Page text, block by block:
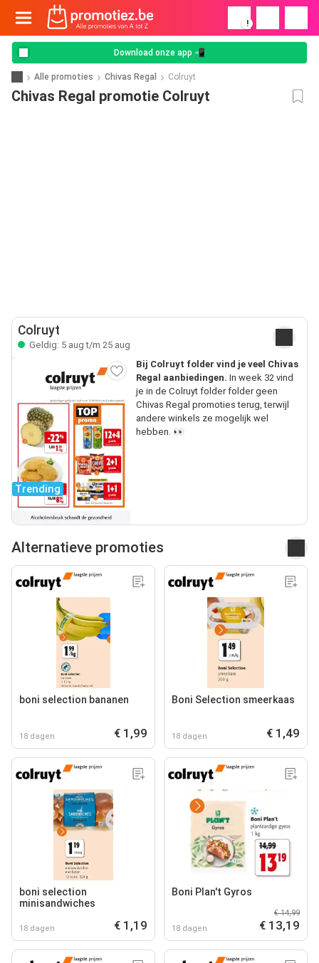
!
Download onze app 📲
Alle promoties Chivas Regal Colruyt
Chivas Regal promotie Colruyt
Colruyt
Geldig: 5 aug t/m 25 aug
Trending
Bij Colruyt folder vind je veel Chivas
Regal aanbiedingen. In week 32 vind
je in de Colruyt folder folder geen
Chivas Regal promoties terug, terwijl
andere winkels ze mogelijk wel
hebben. 👀
Alternatieve promoties
boni selection bananen
18 dagen € 1,99
Boni Selection smeerkaas
18 dagen € 1,49
boni selection
minisandwiches
18 dagen € 1,19
Boni Plan't Gyros
18 dagen
€ 14,99
€ 13,19